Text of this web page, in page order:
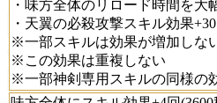
・味方全体のリロード時間を大
・天翼の必殺攻撃スキル効果
※一部スキルは効果が増加しな
※この効果は重複しない
※一部神剣専用スキルの同様の